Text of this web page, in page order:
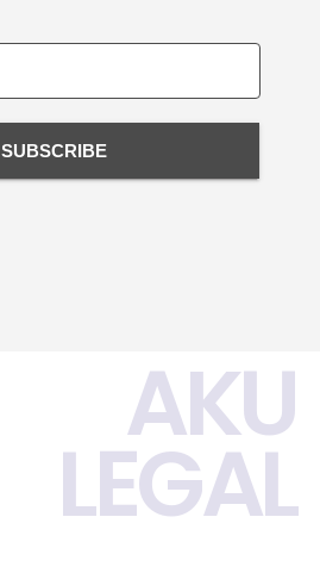
SUBSCRIBE
AKU
LEGAL